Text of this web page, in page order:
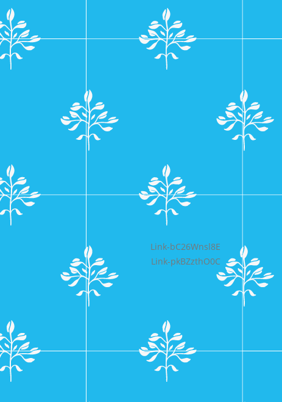
Bericht
navigatie
Link-bC26Wnsl8E
Link-pkBZzthO0C